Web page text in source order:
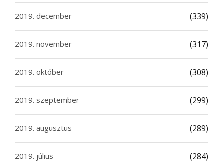
2019. december (339)
2019. november (317)
2019. október (308)
2019. szeptember (299)
2019. augusztus (289)
2019. július (284)